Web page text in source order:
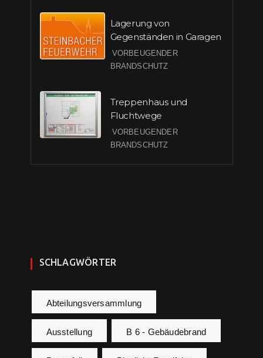
Lagerung von
Gegenständen in Garagen
VORBEUGENDER
BRANDSCHUTZ
Treppenhaus und
Fluchtwege
VORBEUGENDER
BRANDSCHUTZ
SCHLAGWÖRTER
Abteilungsversammlung
Ausstellung B 6 - Gebäudebrand